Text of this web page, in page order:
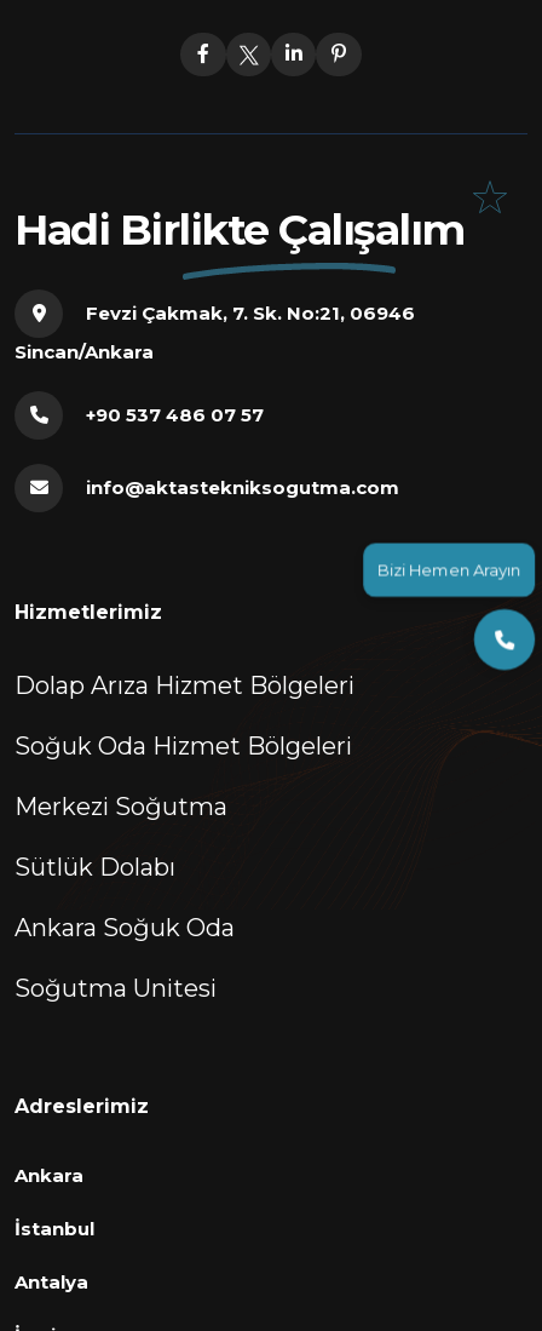
Bizi Hemen Arayın
Hadi Birlikte Çalışalım
Fevzi Çakmak, 7. Sk. No:21, 06946
Sincan/Ankara
+90 537 486 07 57
info@aktastekniksogutma.com
Hizmetlerimiz
Dolap Arıza Hizmet Bölgeleri
Soğuk Oda Hizmet Bölgeleri
Merkezi Soğutma
Sütlük Dolabı
Ankara Soğuk Oda
Soğutma Unitesi
Adreslerimiz
Ankara
İstanbul
Antalya